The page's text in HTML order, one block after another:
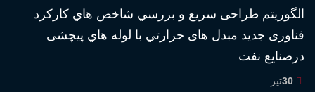
الگوريتم طراحى سريع و بررسي شاخص هاي كاركرد
فناورى جديد مبدل هاى حرارتي با لوله هاي پيچشى
درصنايع نفت
30تیر